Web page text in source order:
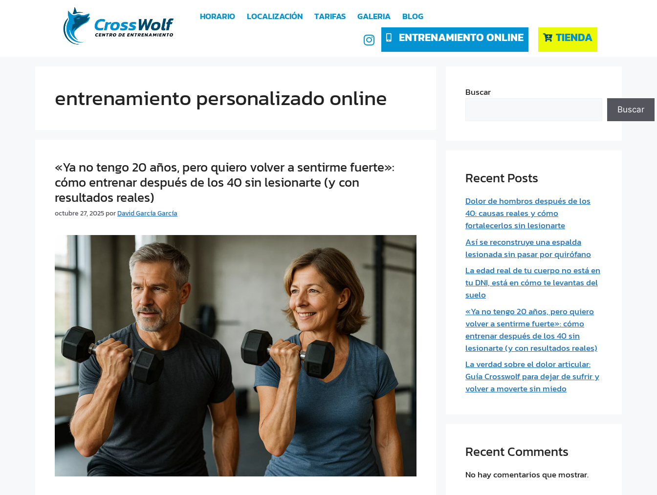
HORARIO LOCALIZACIÓN TARIFAS GALERIA BLOG
TIENDA
ENTRENAMIENTO ONLINE
entrenamiento personalizado online
«Ya no tengo 20 años, pero quiero volver a sentirme fuerte»:
cómo entrenar después de los 40 sin lesionarte (y con
resultados reales)
octubre 27, 2025porDavid García García
Buscar
Buscar
Recent Posts
Dolor de hombros después de los
40: causas reales y cómo
fortalecerlos sin lesionarte
Así se reconstruye una espalda
lesionada sin pasar por quirófano
La edad real de tu cuerpo no está en
tu DNI, está en cómo te levantas del
suelo
«Ya no tengo 20 años, pero quiero
volver a sentirme fuerte»: cómo
entrenar después de los 40 sin
lesionarte (y con resultados reales)
La verdad sobre el dolor articular:
Guía Crosswolf para dejar de sufrir y
volver a moverte sin miedo
Recent Comments
No hay comentarios que mostrar.